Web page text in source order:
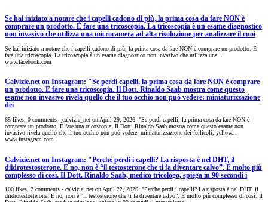
Se hai iniziato a notare che i capelli cadono di più, la prima cosa da fare NON è
comprare un prodotto. È fare una tricoscopia. La tricoscopia è un esame diagnostico
non invasivo che utilizza una microcamera ad alta risoluzione per analizzare il cuoi
Se hai iniziato a notare che i capelli cadono di più, la prima cosa da fare NON è comprare un prodotto. È
fare una tricoscopia. La tricoscopia è un esame diagnostico non invasivo che utilizza una...
www.facebook.com
Calvizie.net on Instagram: "Se perdi capelli, la prima cosa da fare NON è comprare
un prodotto. È fare una tricoscopia. Il Dott. Rinaldo Saab mostra come questo
esame non invasivo rivela quello che il tuo occhio non può vedere: miniaturizzazione
dei
65 likes, 0 comments - calvizie_net on April 29, 2026: "Se perdi capelli, la prima cosa da fare NON è
comprare un prodotto. È fare una tricoscopia. Il Dott. Rinaldo Saab mostra come questo esame non
invasivo rivela quello che il tuo occhio non può vedere: miniaturizzazione dei follicoli, yellow...
www.instagram.com
Calvizie.net on Instagram: "Perché perdi i capelli? La risposta è nel DHT, il
diidrotestosterone. E no, non è “il testosterone che ti fa diventare calvo”. È molto più
complesso di così. Il Dott. Rinaldo Saab, medico tricologo, spiega in 90 secondi i
100 likes, 2 comments - calvizie_net on April 22, 2026: "Perché perdi i capelli? La risposta è nel DHT, il
diidrotestosterone. E no, non è “il testosterone che ti fa diventare calvo”. È molto più complesso di così. Il